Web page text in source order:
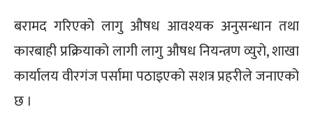
बरामद गरिएको लागु औषध आवश्यक अनुसन्धान तथा
कारबाही प्रक्रियाको लागी लागु औषध नियन्त्रण व्युरो, शाखा
कार्यालय वीरगंज पर्सामा पठाइएको सशत्र प्रहरीले जनाएको
छ ।